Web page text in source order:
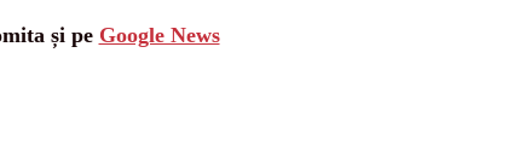
și pe Google News